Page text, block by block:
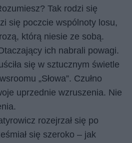
Tak rodzi się
się poczcie wspólnoty losu,
którą niesie ze sobą.
ich nabrali powagi.
się w sztucznym świetle
„Słowa”. Czułno
uprzednie wzruszenia. Nie
rozejrzał się po
się szeroko – jak